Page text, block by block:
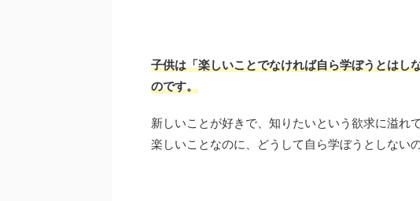
子供は「楽しいことでなければ自ら学ぼうとはし
のです。
新しいことが好きで、知りたいという欲求に溢れ
楽しいことなのに、どうして自ら学ぼうとしない